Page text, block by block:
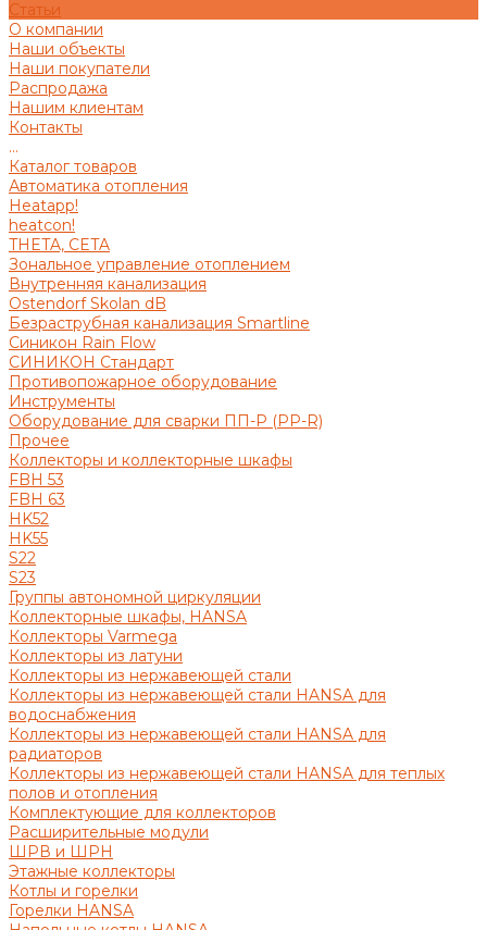
Статьи
О компании
Наши объекты
Наши покупатели
Распродажа
Нашим клиентам
Контакты
...
Каталог товаров
Автоматика отопления
Heatapp!
heatcon!
THETA, CETA
Зональное управление отоплением
Внутренняя канализация
Ostendorf Skolan dB
Безраструбная канализация Smartline
Синикон Rain Flow
СИНИКОН Стандарт
Противопожарное оборудование
Инструменты
Оборудование для сварки ПП-Р (PP-R)
Прочее
Коллекторы и коллекторные шкафы
FBH 53
FBH 63
HK52
HK55
S22
S23
Группы автономной циркуляции
Коллекторные шкафы, HANSA
Коллекторы Varmega
Коллекторы из латуни
Коллекторы из нержавеющей стали
Коллекторы из нержавеющей стали HANSA для
водоснабжения
Коллекторы из нержавеющей стали HANSA для
радиаторов
Коллекторы из нержавеющей стали HANSA для теплых
полов и отопления
Комплектующие для коллекторов
Расширительные модули
ШРВ и ШРН
Этажные коллекторы
Котлы и горелки
Горелки HANSA